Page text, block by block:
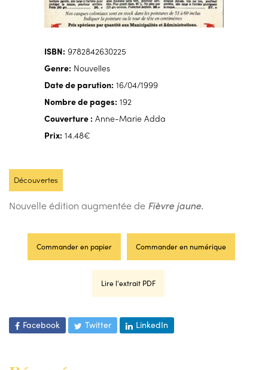
ISBN: 9782842630225
Genre: Nouvelles
Date de parution: 16/04/1999
Nombre de pages: 192
Couverture : Anne-Marie Adda
Prix: 14.48€
Découvertes
Nouvelle édition augmentée de Fièvre jaune.
Commander en papier Commander en numérique
Lire l'extrait PDF
Facebook Twitter LinkedIn